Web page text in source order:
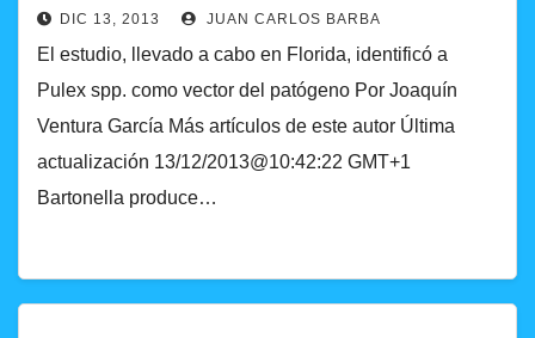
DIC 13, 2013 JUAN CARLOS BARBA
El estudio, llevado a cabo en Florida, identificó a
Pulex spp. como vector del patógeno Por Joaquín
Ventura García Más artículos de este autor Última
actualización 13/12/2013@10:42:22 GMT+1
Bartonella produce…